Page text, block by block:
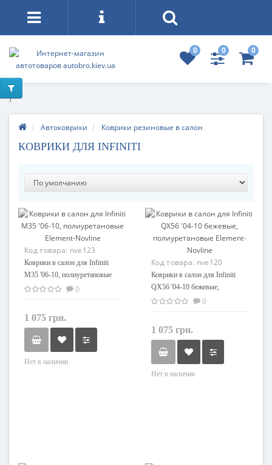
0 0 0
)
Автоковрики Коврики резиновые в салон
КОВРИКИ ДЛЯ INFINITI
Код товара: nve123
Коврики в салон для Infiniti
M35 '06-10, полиуретановые
Element-Novline0
1 075 грн.
Нет в наличии
Код товара: nve120
Коврики в салон для Infiniti
QX56 '04-10 бежевые,
полиуретановые Element-
0
1 075 грн.
Нет в наличии